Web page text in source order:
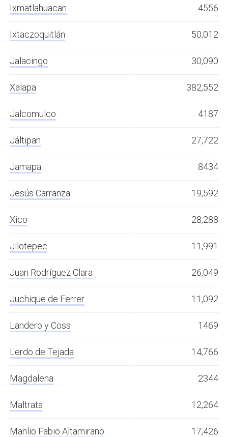
Ixmatlahuacan 4556
Ixtaczoquitlán 50,012
Jalacingo 30,090
Xalapa 382,552
Jalcomulco 4187
Jáltipan 27,722
Jamapa 8434
Jesús Carranza 19,592
Xico 28,288
Jilotepec 11,991
Juan Rodríguez Clara 26,049
Juchique de Ferrer 11,092
Landero y Coss 1469
Lerdo de Tejada 14,766
Magdalena 2344
Maltrata 12,264
Manlio Fabio Altamirano 17,426